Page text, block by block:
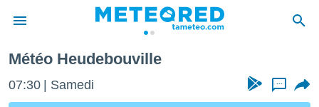
de
Météo Heudebouville
07:30 Samedi ...